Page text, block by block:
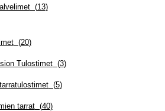
(13)
(20)
Tulostimet(3)
(5)
tarrat(40)